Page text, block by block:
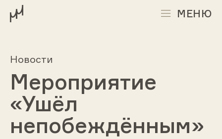
МЕНЮ
Новости
Мероприятие
«Ушёл
непобеждённым»